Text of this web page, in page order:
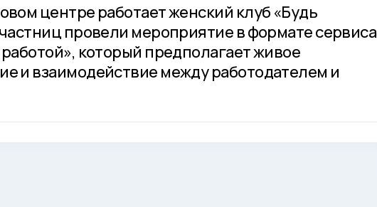
центре работает женский клуб «Будь
провели мероприятие в формате сервиса
который предполагает живое
и взаимодействие между работодателем и